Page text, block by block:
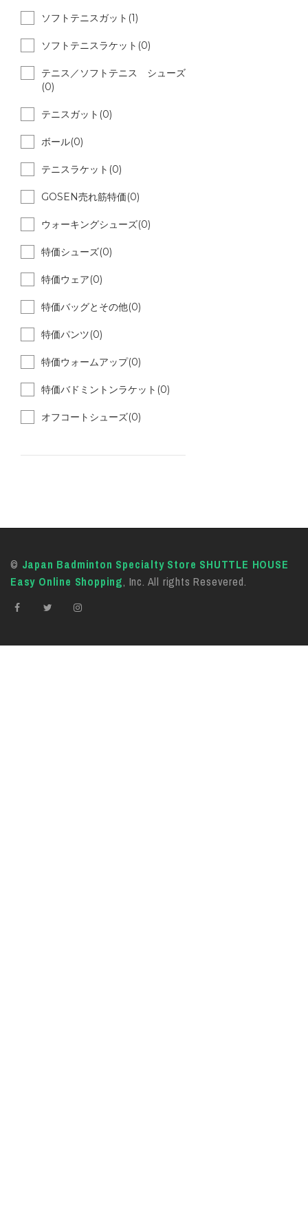
ソフトテニスガット(1)
ソフトテニスラケット(0)
テニス／ソフトテニス シューズ
(0)
テニスガット(0)
ボール(0)
テニスラケット(0)
GOSEN売れ筋特価(0)
ウォーキングシューズ(0)
特価シューズ(0)
特価ウェア(0)
特価バッグとその他(0)
特価パンツ(0)
特価ウォームアップ(0)
特価バドミントンラケット(0)
オフコートシューズ(0)
© Japan Badminton Specialty Store SHUTTLE HOUSE
Easy Online Shopping, Inc. All rights Resevered.